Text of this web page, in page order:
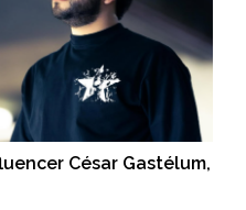
César Gastélum,